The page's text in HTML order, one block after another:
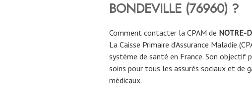
BONDEVILLE (76960) ?
Comment contacter la CPAM de NOTRE-
La Caisse Primaire d’Assurance Maladie
système de santé en France. Son objectif
soins pour tous les assurés sociaux et de
médicaux.